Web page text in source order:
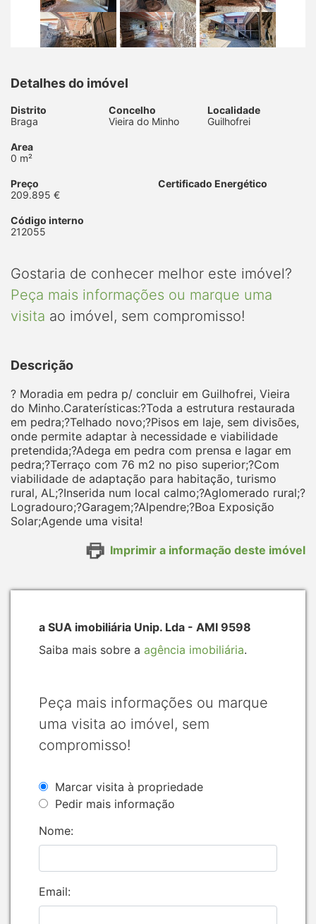
Detalhes do imóvel
Distrito
Braga
Concelho
Vieira do Minho
Localidade
Guilhofrei
Area
0 m²
Preço
209.895 €
Certificado Energético
Código interno
212055
Gostaria de conhecer melhor este imóvel?
Peça mais informações ou marque uma
visita ao imóvel, sem compromisso!
Descrição
? Moradia em pedra p/ concluir em Guilhofrei, Vieira
do Minho.Caraterísticas:?Toda a estrutura restaurada
em pedra;?Telhado novo;?Pisos em laje, sem divisões,
onde permite adaptar à necessidade e viabilidade
pretendida;?Adega em pedra com prensa e lagar em
pedra;?Terraço com 76 m2 no piso superior;?Com
viabilidade de adaptação para habitação, turismo
rural, AL;?Inserida num local calmo;?Aglomerado rural;?
Logradouro;?Garagem;?Alpendre;?Boa Exposição
Solar;Agende uma visita!
Imprimir a informação deste imóvel
a SUA imobiliária Unip. Lda - AMI 9598
Saiba mais sobre a agência imobiliária.
Peça mais informações ou marque
uma visita ao imóvel, sem
compromisso!
Marcar visita à propriedade
Pedir mais informação
Nome:
Email: